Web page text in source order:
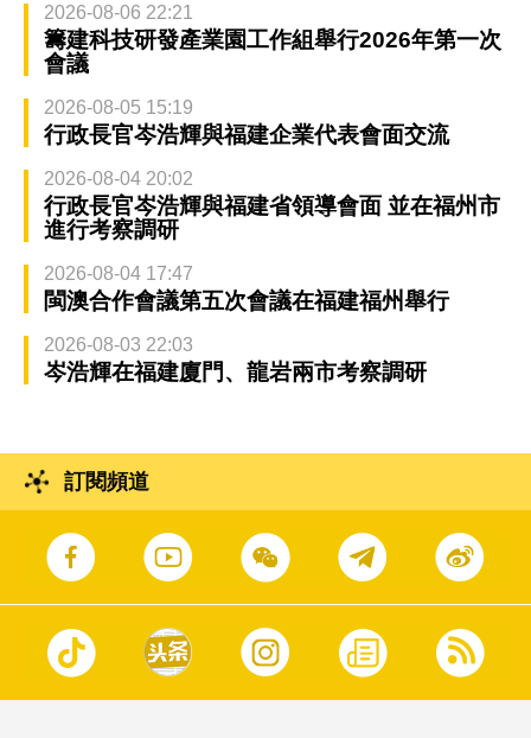
2026-08-06 22:21
籌建科技研發產業園工作組舉行2026年第一次
會議
2026-08-05 15:19
行政長官岑浩輝與福建企業代表會面交流
2026-08-04 20:02
行政長官岑浩輝與福建省領導會面 並在福州市
進行考察調研
2026-08-04 17:47
閩澳合作會議第五次會議在福建福州舉行
2026-08-03 22:03
岑浩輝在福建廈門、龍岩兩市考察調研
訂閱頻道